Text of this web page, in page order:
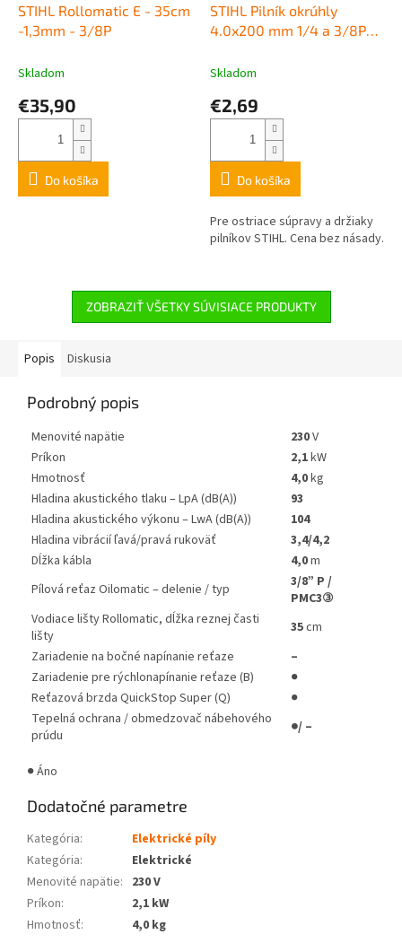
STIHL Rollomatic E - 35cm
-1,3mm - 3/8P
Skladom
€35,90
Do košíka
STIHL Pilník okrúhly
4.0x200 mm 1/4 a 3/8P
Skladom
€2,69
Do košíka
Pre ostriace súpravy a držiaky
pilníkov STIHL. Cena bez násady.
ZOBRAZIŤ VŠETKY SÚVISIACE PRODUKTY
Popis Diskusia
Podrobný popis
Menovité napätie 230V
Príkon
2,1kW
Hmotnosť
4,0kg
Hladina akustického tlaku – LpA (dB(A))
93
Hladina akustického výkonu – LwA (dB(A))
104
Hladina vibrácií ľavá/pravá rukoväť
3,4/4,2
Dĺžka kábla
4,0m
Pílová reťaz Oilomatic – delenie / typ
3/8” P /
PMC3③
Vodiace lišty Rollomatic, dĺžka reznej časti
lišty
35cm
Zariadenie na bočné napínanie reťaze
–
Zariadenie pre rýchlonapínanie reťaze (B)
●
Reťazová brzda QuickStop Super (Q)
●
Tepelná ochrana / obmedzovač nábehového
prúdu
●/ –
● Áno
Dodatočné parametre
Kategória:
Elektrické píly
Kategória:
Elektrické
Menovité napätie: 230 V
Príkon:
2,1 kW
Hmotnosť: 4,0 kg